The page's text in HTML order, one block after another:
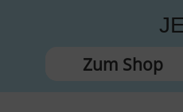
Zum Shop